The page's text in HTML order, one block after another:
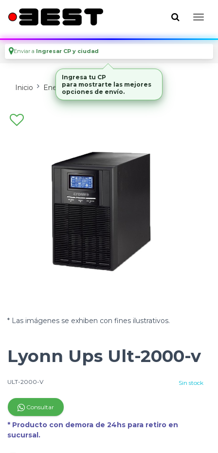
Enviar a Ingresar CP y ciudad
Inicio Energia Upss
* Las imágenes se exhiben con fines ilustrativos.
Lyonn Ups Ult-2000-v
ULT-2000-V Sin stock
Consultar
* Producto con demora de 24hs para retiro en
sucursal.
Ingresa tu CP
para mostrarte las mejores
opciones de envío.